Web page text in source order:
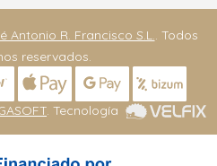
Antonio R. Francisco S.L.. Todos
reservados.
. Tecnología